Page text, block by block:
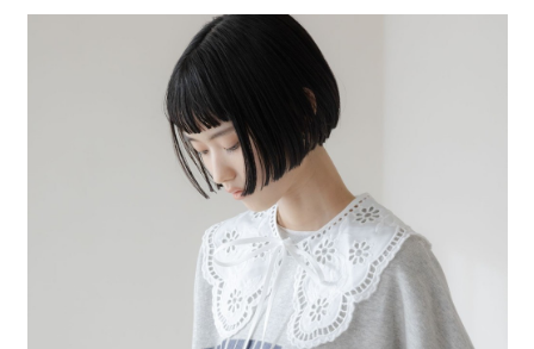
1.分期款項不併入電信帳單，「大哥付你分期」於每月結算日後寄送繳費提
2.透過簡訊連結打開帳單後，可選擇「超商條碼／台灣大直營門市／銀行轉
帳／街口支付／iPASS MONEY」等通路繳費。
1.本服務係由「台灣大哥大股份有限公司」（以下簡稱本公司）所提供，讓
用戶於交易時，得透過本服務購買商品或服務，並由商店將買賣／分期付款
買賣價金債權讓與本公司後，依約使用本公司帳單繳交帳款。
2.基於同意付款使用「大哥付你分期」之契約關係目的，商店將以您的個人
資料（包含姓名、電話或地址）提供予台灣大哥大進項蒐集、處理及利用，
由本公司與您本人進行分期帳單所需資料之確認、核對及更正。
3.完整用戶服務條款，請詳閱以下連結：
https://oppay.tw/userRule
３．安心：先確認商品／服務後，再付款。
【「AFTEE先享後付」結帳流程】
１．於結帳方式選擇「AFTEE先享後付」後，將跳轉至「AFTEE先享後付」
結帳頁面，進行簡訊認證並確認金額後，即可完成結帳。
２．訂單成立數日內，您將收到繳費通知簡訊。
３．收到繳費通知簡訊後14天內，點擊此簡訊中的連結，可透過四大超商／
ATM／網路銀行／等多元方式進行付款，方視為交易完成。
※ 請注意：結帳手續完成當下不需立刻繳費，但若您需要取消訂單，請聯絡
購買商品的店家。未經商家同意取消之訂單仍視為有效，需透過AFTEE先享
※ 交易是否成功請以「AFTEE先享後付 」之結帳頁面顯示為準，若有關於
是否繳費成功／繳費後需取消欲退款等相關疑問，請聯繫「AFTEE先享後付
https://netprotections.freshdesk.com/support/home
每筆NT$80，滿NT$888(含以上)免運費
每筆NT$80，滿NT$888(含以上)免運費
每筆NT$80，滿NT$1,500(含以上)免運費
每筆NT$80，滿NT$1,500(含以上)免運費
每筆NT$80，滿NT$1,500(含以上)免運費